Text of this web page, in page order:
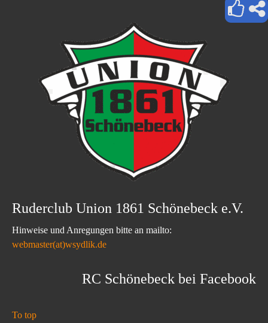
Ruderclub Union 1861 Schönebeck e.V.
Hinweise und Anregungen bitte an mailto:
webmaster(at)wsydlik.de
RC Schönebeck bei Facebook
To top